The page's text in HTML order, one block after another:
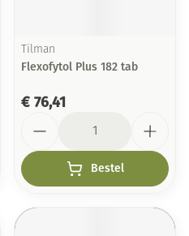
Tilman
Flexofytol Plus 182 tab
€ 76,41
Bestel